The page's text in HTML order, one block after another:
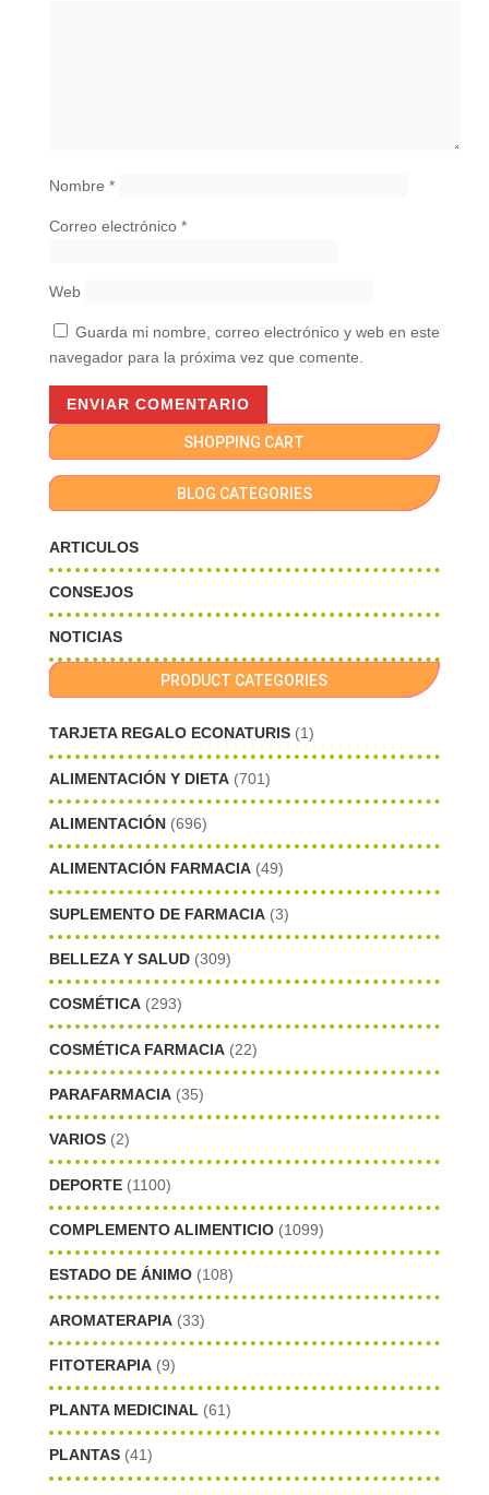
Nombre *
Correo electrónico *
Web
Guarda mi nombre, correo electrónico y web en este
navegador para la próxima vez que comente.
SHOPPING CART
BLOG CATEGORIES
ARTICULOS
CONSEJOS
NOTICIAS
PRODUCT CATEGORIES
TARJETA REGALO ECONATURIS (1)
ALIMENTACIÓN Y DIETA (701)
ALIMENTACIÓN (696)
ALIMENTACIÓN FARMACIA (49)
SUPLEMENTO DE FARMACIA (3)
BELLEZA Y SALUD (309)
COSMÉTICA (293)
COSMÉTICA FARMACIA (22)
PARAFARMACIA (35)
VARIOS (2)
DEPORTE (1100)
COMPLEMENTO ALIMENTICIO (1099)
ESTADO DE ÁNIMO (108)
AROMATERAPIA (33)
FITOTERAPIA (9)
PLANTA MEDICINAL (61)
PLANTAS (41)